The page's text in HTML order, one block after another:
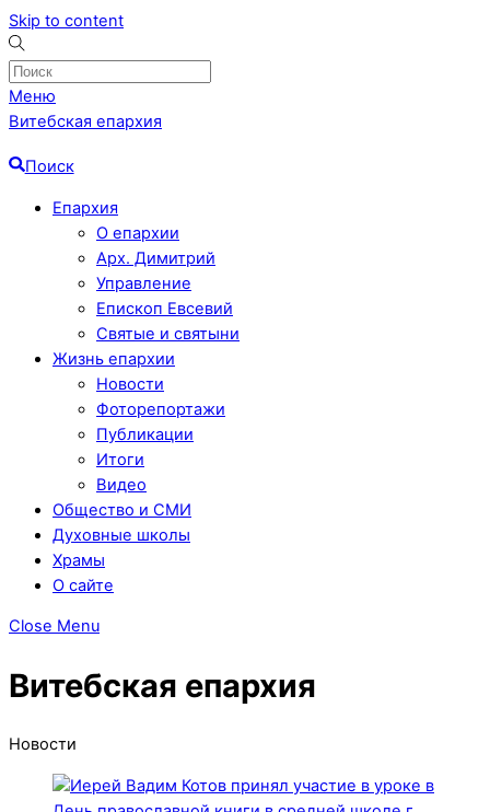
Skip to content
Меню
Витебская епархия
Поиск
Епархия
О епархии
Арх. Димитрий
Управление
Епископ Евсевий
Святые и святыни
Жизнь епархии
Новости
Фоторепортажи
Публикации
Итоги
Видео
Общество и СМИ
Духовные школы
Храмы
О сайте
Close Menu
Витебская епархия
Новости